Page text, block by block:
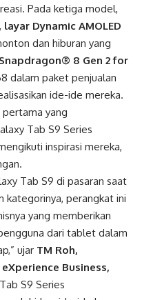
Pada ketiga model,
layar Dynamic AMOLED
dan hiburan yang
8 Gen 2 for
dalam paket penjualan
ide-ide mereka.
pertama yang
Tab S9 Series
inspirasi mereka,
Tab S9 di pasaran saat
kategorinya, perangkat ini
yang memberikan
dari tablet dalam
ujar TM Roh,
Business,
S9 Series